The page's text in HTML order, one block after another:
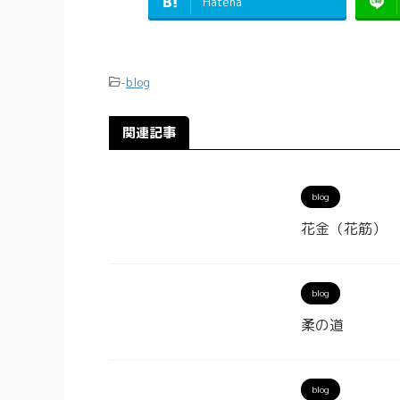
-blog
関連記事
blog
花金（花筋）
blog
柔の道
blog